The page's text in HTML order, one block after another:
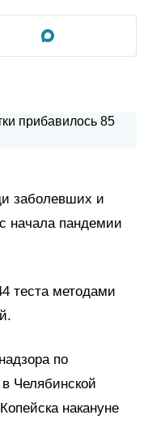
заболевших и
начала пандемии
теста методами
по
Челябинской
накануне